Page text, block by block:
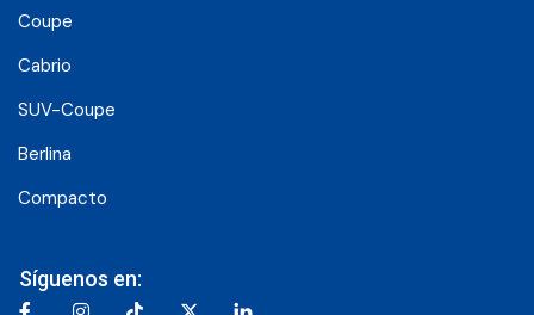
Coupe
Cabrio
SUV-Coupe
Berlina
Compacto
Síguenos en: